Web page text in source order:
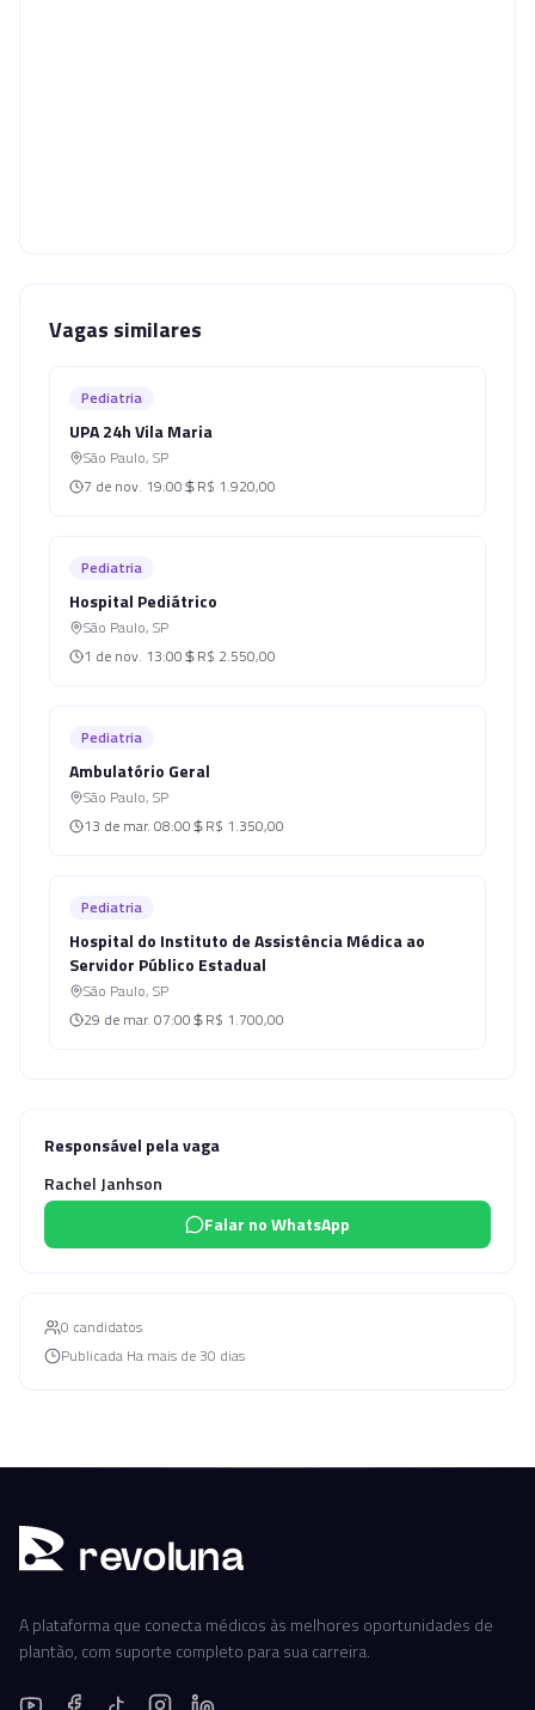
Vagas similares
Pediatria
UPA 24h Vila Maria
São Paulo, SP
7 de nov. 19:00 R$ 1.920,00
Pediatria
Hospital Pediátrico
São Paulo, SP
1 de nov. 13:00 R$ 2.550,00
Pediatria
Ambulatório Geral
São Paulo, SP
13 de mar. 08:00 R$ 1.350,00
Pediatria
Hospital do Instituto de Assistência Médica ao
Servidor Público Estadual
São Paulo, SP
29 de mar. 07:00 R$ 1.700,00
Responsável pela vaga
Rachel Janhson
Falar no WhatsApp
0 candidatos
Publicada Ha mais de 30 dias
revoluna
A plataforma que conecta médicos às melhores oportunidades de
plantão, com suporte completo para sua carreira.